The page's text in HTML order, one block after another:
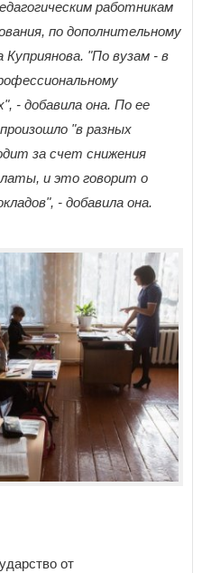
работникам
по дополнительному
Куприянова. "По вузам - в
- добавила она. По ее
"в разных
за счет снижения
и это говорит о
- добавила она.
от